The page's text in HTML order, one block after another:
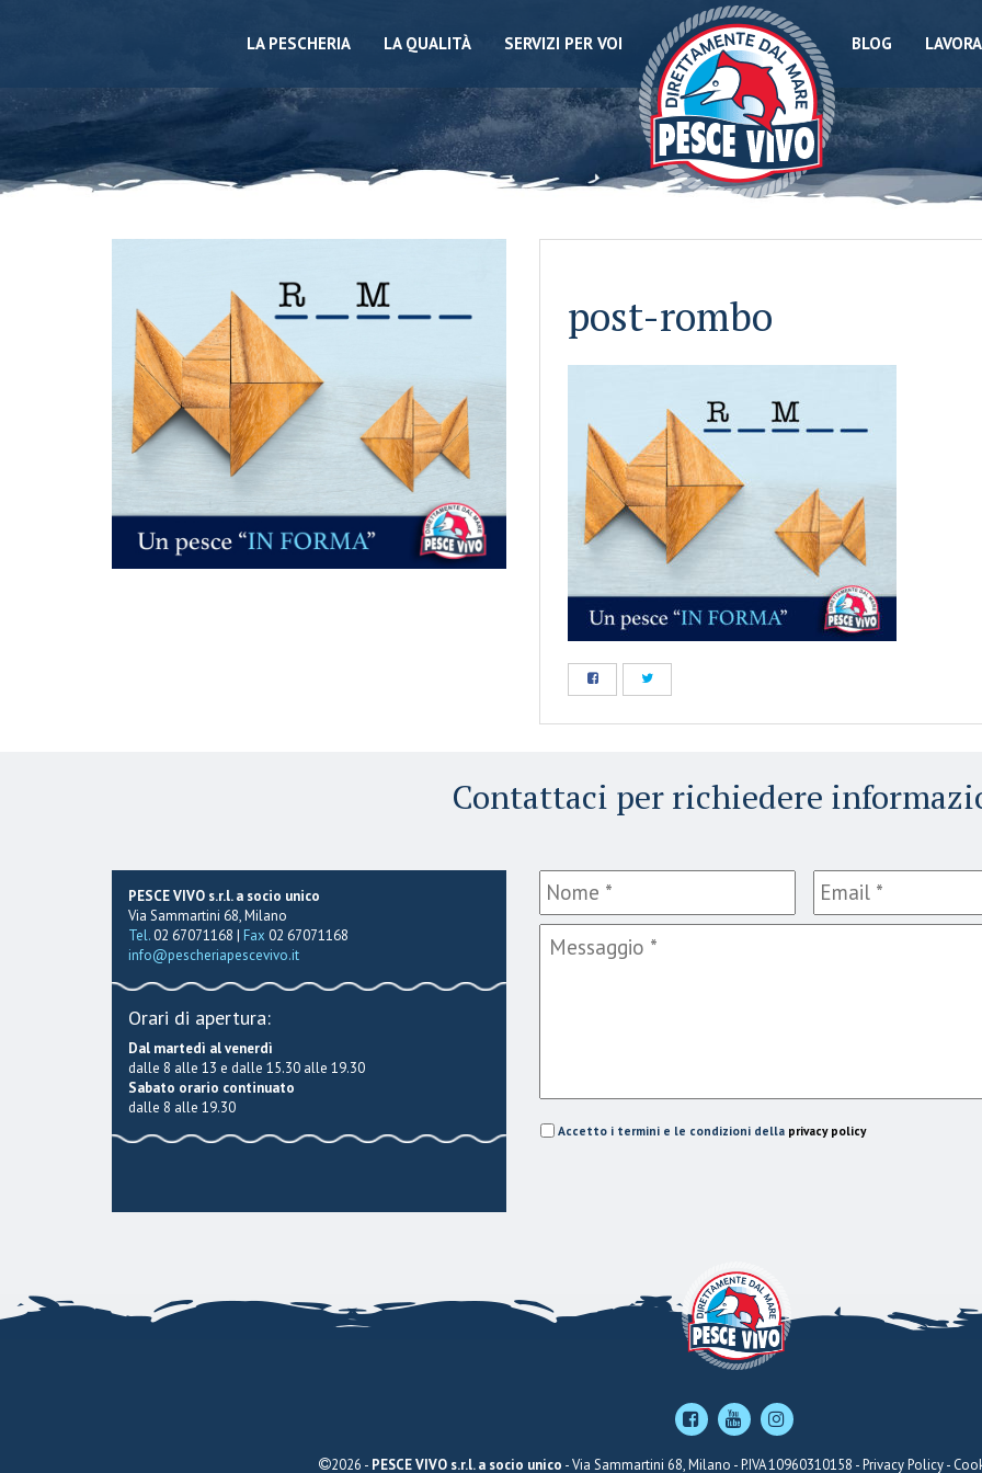
LA PESCHERIA LA QUALITÀ SERVIZI PER VOI BLOG
post-rombo
Contattaci per richiedere
PESCE VIVO s.r.l. a socio unico
Via Sammartini 68, Milano
Tel.02 67071168 | Fax 02 67071168
info@pescheriapescevivo.it
Orari di apertura:
Dal martedì al venerdì
dalle 8 alle 13 e dalle 15.30 alle 19.30
Sabato orario continuato
dalle 8 alle 19.30
Accetto i termini e le condizioni della privacy policy
2026 - PESCE VIVO s.r.l. a socio unico - Via Sammartini 68, Milano - P.IVA 10960310158 -Privacy Policy-